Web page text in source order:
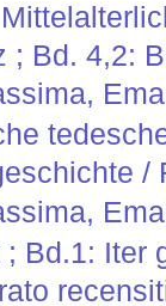
; Bd. 4,2:
/
; Bd.1: Iter